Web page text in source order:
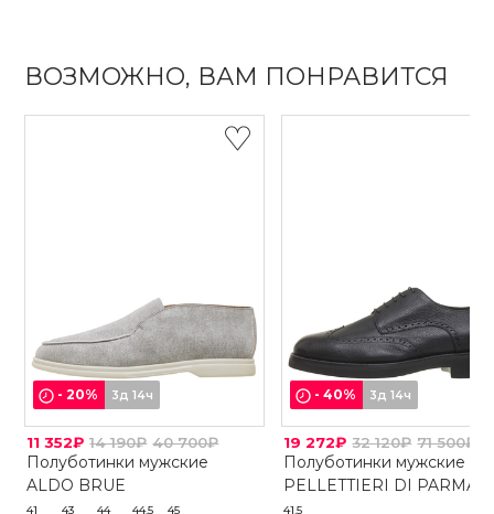
ВОЗМОЖНО, ВАМ ПОНРАВИТСЯ
-20% 3д 14ч
11 352₽ 14 190₽ 40 700₽
Полуботинки мужские
ALDO BRUE
41 43 44 44,5 45
-40% 3д 14ч
19 272₽ 32 120₽ 71 500₽
Полуботинки мужские
PELLETTIERI DI PARMA
41,5